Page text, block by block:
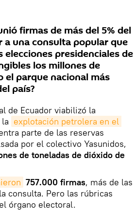
firmas de más del 5% del
una consulta popular que
presidenciales de
los millones de
el parque nacional más
país?
de Ecuador viabilizó la
explotación petrolera en el
parte de las reservas
por el colectivo Yasunidos,
de toneladas de dióxido de
757.000 firmas, más de las
consulta. Pero las rúbricas
órgano electoral.